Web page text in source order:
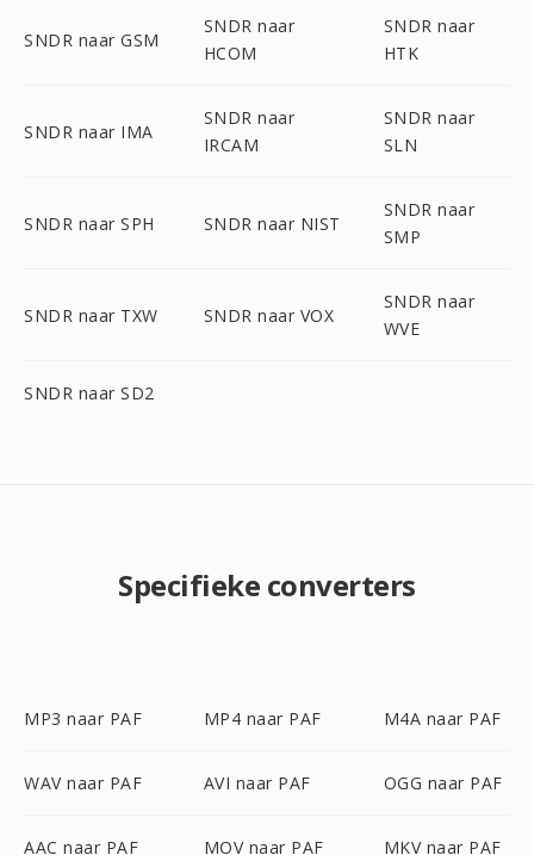
SNDR naar GSM
SNDR naar
HCOM
SNDR naar
HTK
SNDR naar IMA
SNDR naar
IRCAM
SNDR naar
SLN
SNDR naar SPH SNDR naar NIST
SNDR naar
SMP
SNDR naar TXW SNDR naar VOX
SNDR naar
WVE
SNDR naar SD2
Specifieke converters
MP3 naar PAF MP4 naar PAF M4A naar PAF
WAV naar PAF AVI naar PAF OGG naar PAF
AAC naar PAF MOV naar PAF MKV naar PAF